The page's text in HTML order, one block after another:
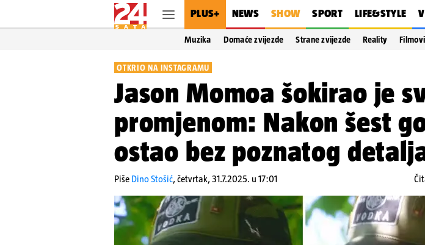
PLUS+ NEWS SHOW SPORT LIFE&STYLE
Muzika Domaće zvijezde Strane zvijezde Reality
OTKRIO NA INSTAGRAMU
Jason Momoa šokirao je
promjenom: Nakon šest
ostao bez poznatog
Piše Dino Stošić,četvrtak, 31.7.2025. u 17:01